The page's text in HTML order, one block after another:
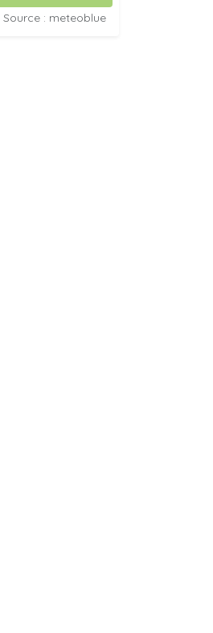
Source : meteoblue